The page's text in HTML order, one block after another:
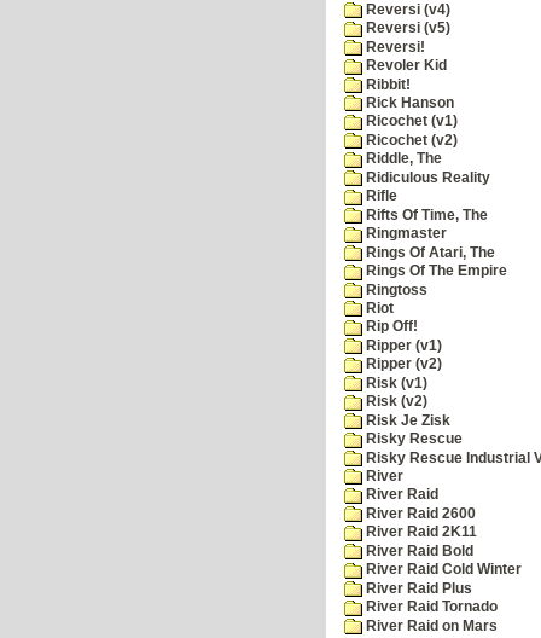
Reversi (v4)
Reversi (v5)
Reversi!
Revoler Kid
Ribbit!
Rick Hanson
Ricochet (v1)
Ricochet (v2)
Riddle, The
Ridiculous Reality
Rifle
Rifts Of Time, The
Ringmaster
Rings Of Atari, The
Rings Of The Empire
Ringtoss
Riot
Rip Off!
Ripper (v1)
Ripper (v2)
Risk (v1)
Risk (v2)
Risk Je Zisk
Risky Rescue
Risky Rescue Industrial
River
River Raid
River Raid 2600
River Raid 2K11
River Raid Bold
River Raid Cold Winter
River Raid Plus
River Raid Tornado
River Raid on Mars